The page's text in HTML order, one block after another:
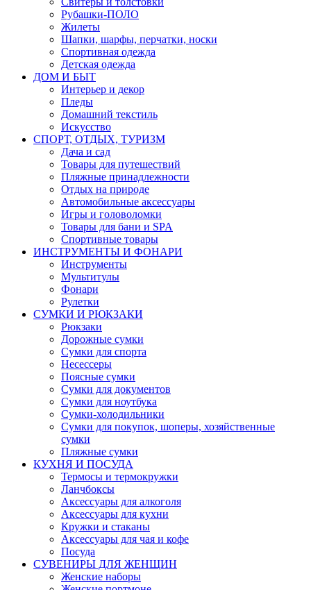
Рубашки-ПОЛО
Жилеты
Шапки, шарфы, перчатки, носки
Спортивная одежда
Детская одежда
ДОМ И БЫТ
Интерьер и декор
Пледы
Домашний текстиль
Искусство
СПОРТ, ОТДЫХ, ТУРИЗМ
Дача и сад
Товары для путешествий
Пляжные принадлежности
Отдых на природе
Автомобильные аксессуары
Игры и головоломки
Товары для бани и SPA
Спортивные товары
ИНСТРУМЕНТЫ И ФОНАРИ
Инструменты
Мультитулы
Фонари
Рулетки
СУМКИ И РЮКЗАКИ
Рюкзаки
Дорожные сумки
Сумки для спорта
Несессеры
Поясные сумки
Сумки для документов
Сумки для ноутбука
Сумки-холодильники
Сумки для покупок, шоперы, хозяйственные
сумки
Пляжные сумки
КУХНЯ И ПОСУДА
Термосы и термокружки
Ланчбоксы
Аксессуары для алкоголя
Аксессуары для кухни
Кружки и стаканы
Аксессуары для чая и кофе
Посуда
СУВЕНИРЫ ДЛЯ ЖЕНЩИН
Женские наборы